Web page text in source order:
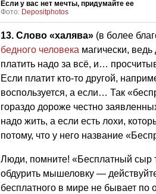
Если у вас нет мечты, придумайте ее
Фото: Depositphotos
13. Слово «халява» (в более
бедного человека магически, ведь
платить надо за всё, и…
Если платит кто-то другой,
воспользуется, а если… Так
гораздо дороже честно
надо жить, а если есть лохи,
потому, что у него название
Люди, помните! «Бесплатный сыр
обдурить мышеловку —
бесплатного в мире не бывает по